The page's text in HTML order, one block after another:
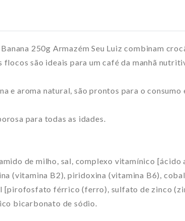
250g Armazém Seu Luiz combinam
flocos são ideais para um café da manhã
e aroma natural, são prontos para o
para todas as idades.
de milho, sal, complexo vitamínico
(vitamina B2), piridoxina (vitamina B6),
férrico (ferro), sulfato de zinco
bicarbonato de sódio.